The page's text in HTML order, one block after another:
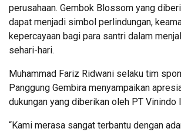
perusahaan. Gembok Blossom yang
dapat menjadi simbol perlindungan,
kepercayaan bagi para santri dalam
sehari-hari.
Muhammad Fariz Ridwani selaku tim
Panggung Gembira menyampaikan
dukungan yang diberikan oleh PT Vinindo
“Kami merasa sangat terbantu dengan